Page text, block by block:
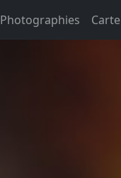
Photographies Carte